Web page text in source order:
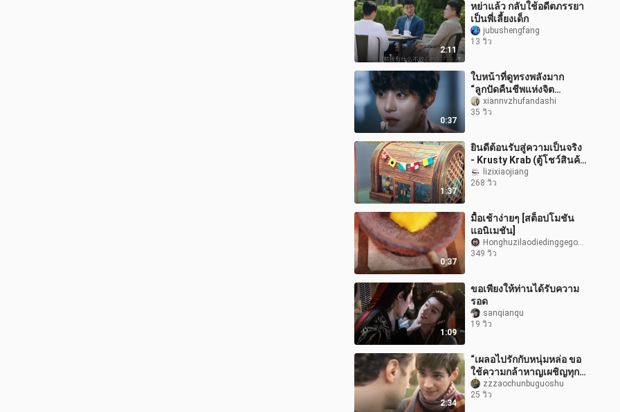
2:11
หย่าแล้ว กลับใช้อดีตภรรยา
เป็นพี่เลี้ยงเด็ก
jubushengfang
13 วิว
0:37
ใบหน้าที่ดูทรงพลังมาก
“ลูกปัดคืนชีพแห่งจิต
วิญญาณแห่งเหวลึก”
xiannvzhufandashi
35 วิว
1:37
ยินดีต้อนรับสู่ความเป็นจริง
- Krusty Krab (ตู้โชว์สินค้า
สำเร็จรูป)
lizixiaojiang
268 วิว
0:37
มื้อเช้าง่ายๆ [สต็อปโมชัน
แอนิเมชัน]
Honghuzilaodiedinggegongfang
349 วิว
1:09
ขอเพียงให้ท่านได้รับความ
รอด
sanqianqu
19 วิว
2:34
“เผลอไปรักกับหนุ่มหล่อ ขอ
ใช้ความกล้าหาญเผชิญทุก
สิ่งเพื่อรัก”
zzzaochunbuguoshu
25 วิว